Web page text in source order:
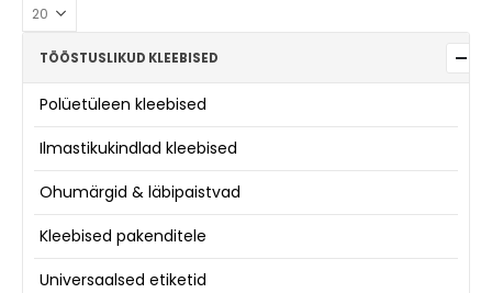
TÖÖSTUSLIKUD KLEEBISED
Polüetüleen kleebised
Ilmastikukindlad kleebised
Ohumärgid & läbipaistvad
Kleebised pakenditele
Universaalsed etiketid